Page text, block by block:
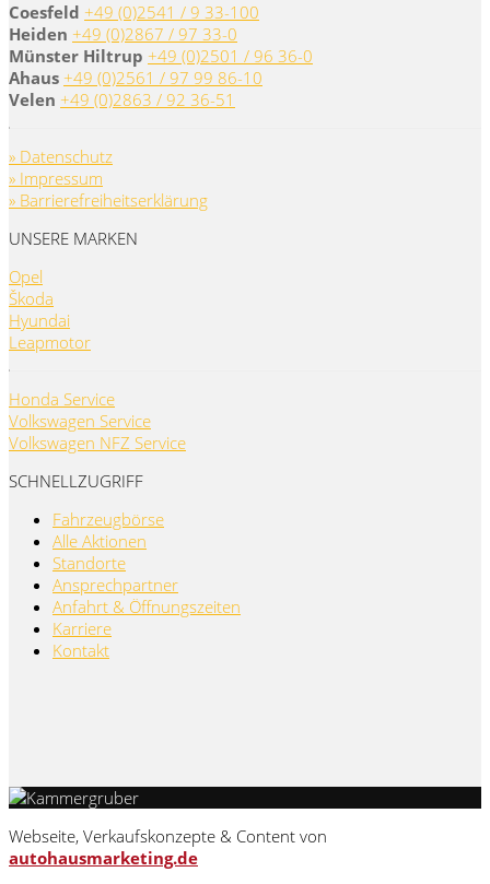
Coesfeld +49 (0)2541 / 9 33-100
Heiden +49 (0)2867 / 97 33-0
Münster Hiltrup +49 (0)2501 / 96 36-0
Ahaus +49 (0)2561 / 97 99 86-10
Velen +49 (0)2863 / 92 36-51
» Datenschutz
» Impressum
» Barrierefreiheitserklärung
UNSERE MARKEN
Opel
Škoda
Hyundai
Leapmotor
Honda Service
Volkswagen Service
Volkswagen NFZ Service
SCHNELLZUGRIFF
Fahrzeugbörse
Alle Aktionen
Standorte
Ansprechpartner
Anfahrt & Öffnungszeiten
Karriere
Kontakt
Webseite, Verkaufskonzepte & Content von
autohausmarketing.de